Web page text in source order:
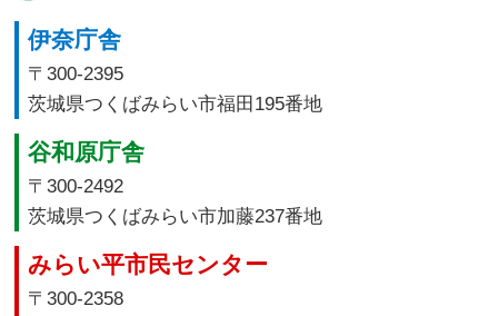
伊奈庁舎
〒300-2395
茨城県つくばみらい市福田195番地
谷和原庁舎
〒300-2492
茨城県つくばみらい市加藤237番地
みらい平市民センター
〒300-2358